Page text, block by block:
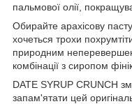
пальмової олії,
Обирайте арахісову
хочеться трохи
природним
комбінації з сиропом
DATE SYRUP CRUNCH
запам'ятати цей